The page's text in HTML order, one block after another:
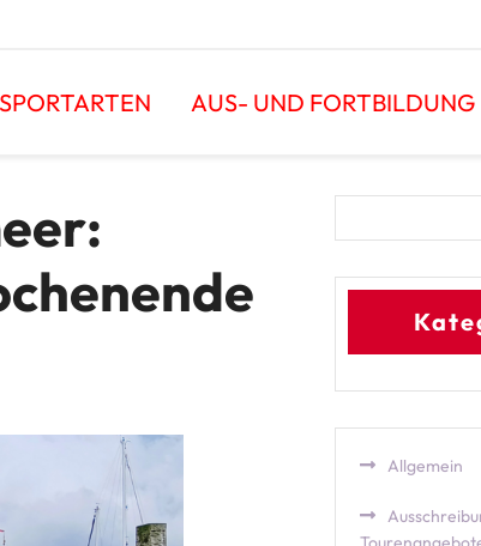
SPORTARTEN AUS- UND FORTBILDUNG
Allgemein